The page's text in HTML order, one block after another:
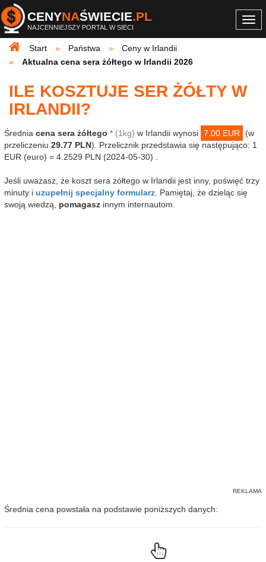
CENYNAŚWIECIE.PL
NAJCENNIEJSZY PORTAL W SIECI
Start
Państwa
Ceny w Irlandii
Aktualna cena sera żółtego w Irlandii 2026
ILE KOSZTUJE SER ŻÓŁTY W
IRLANDII?
Średnia cena sera żółtego * (1kg) w Irlandii wynosi 7.00 EUR
(w
przeliczeniu 29.77 PLN). Przelicznik przedstawia się następująco: 1
EUR (euro) = 4.2529 PLN (2024-05-30) .
Jeśli uważasz, że koszt sera żółtego w Irlandii jest inny, poświęć trzy
minuty i uzupełnij specjalny formularz . Pamiętaj, że dzieląc się
swoją wiedzą, pomagasz innym internautom.
Średnia cena powstała na podstawie poniższych danych: